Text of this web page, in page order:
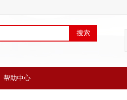
搜索
帮助中心